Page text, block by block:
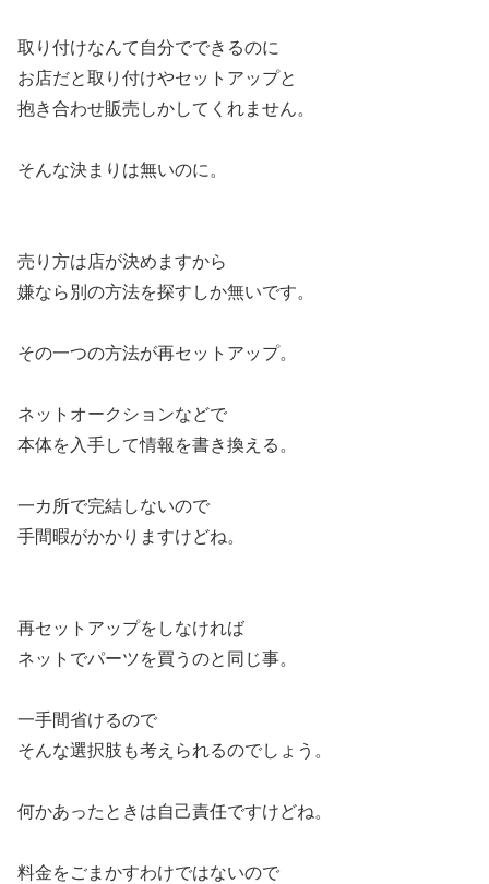
取り付けなんて自分でできるのに
お店だと取り付けやセットアップと
抱き合わせ販売しかしてくれません。
そんな決まりは無いのに。
売り方は店が決めますから
嫌なら別の方法を探すしか無いです。
その一つの方法が再セットアップ。
ネットオークションなどで
本体を入手して情報を書き換える。
一カ所で完結しないので
手間暇がかかりますけどね。
再セットアップをしなければ
ネットでパーツを買うのと同じ事。
一手間省けるので
そんな選択肢も考えられるのでしょう。
何かあったときは自己責任ですけどね。
料金をごまかすわけではないので